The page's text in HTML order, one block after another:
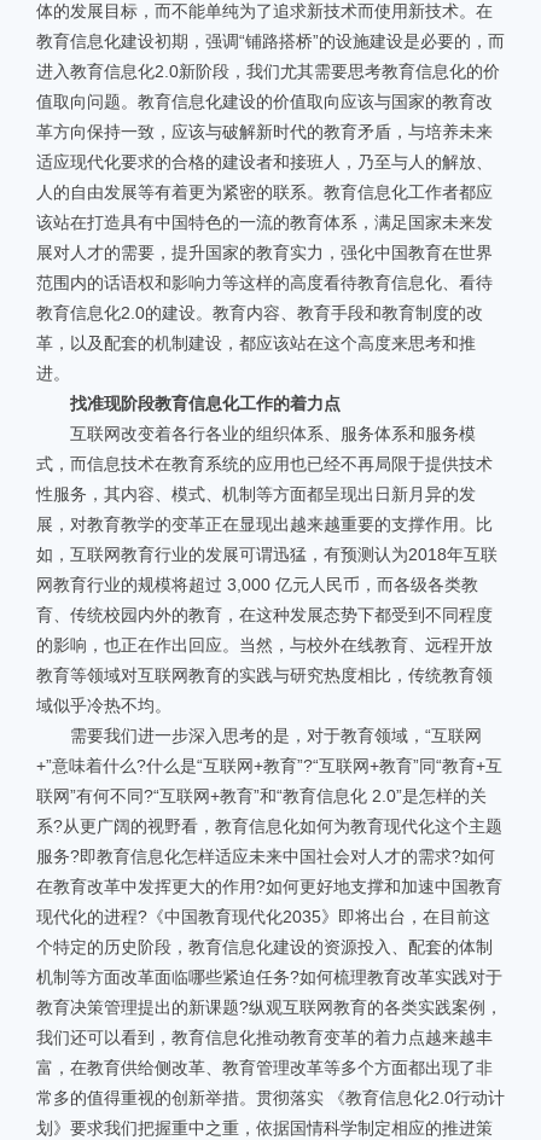
体的发展目标，而不能单纯为了追求新技术而使用新技术。在
教育信息化建设初期，强调“铺路搭桥”的设施建设是必要的，而
进入教育信息化2.0新阶段，我们尤其需要思考教育信息化的价
值取向问题。教育信息化建设的价值取向应该与国家的教育改
革方向保持一致，应该与破解新时代的教育矛盾，与培养未来
适应现代化要求的合格的建设者和接班人，乃至与人的解放、
人的自由发展等有着更为紧密的联系。教育信息化工作者都应
该站在打造具有中国特色的一流的教育体系，满足国家未来发
展对人才的需要，提升国家的教育实力，强化中国教育在世界
范围内的话语权和影响力等这样的高度看待教育信息化、看待
教育信息化2.0的建设。教育内容、教育手段和教育制度的改
革，以及配套的机制建设，都应该站在这个高度来思考和推
进。
找准现阶段教育信息化工作的着力点
互联网改变着各行各业的组织体系、服务体系和服务模
式，而信息技术在教育系统的应用也已经不再局限于提供技术
性服务，其内容、模式、机制等方面都呈现出日新月异的发
展，对教育教学的变革正在显现出越来越重要的支撑作用。比
如，互联网教育行业的发展可谓迅猛，有预测认为2018年互联
网教育行业的规模将超过 3,000 亿元人民币，而各级各类教
育、传统校园内外的教育，在这种发展态势下都受到不同程度
的影响，也正在作出回应。当然，与校外在线教育、远程开放
教育等领域对互联网教育的实践与研究热度相比，传统教育领
域似乎冷热不均。
需要我们进一步深入思考的是，对于教育领域，“互联网
+”意味着什么?什么是“互联网+教育”?“互联网+教育”同“教育+互
联网”有何不同?“互联网+教育”和“教育信息化 2.0”是怎样的关
系?从更广阔的视野看，教育信息化如何为教育现代化这个主题
服务?即教育信息化怎样适应未来中国社会对人才的需求?如何
在教育改革中发挥更大的作用?如何更好地支撑和加速中国教育
现代化的进程?《中国教育现代化2035》即将出台，在目前这
个特定的历史阶段，教育信息化建设的资源投入、配套的体制
机制等方面改革面临哪些紧迫任务?如何梳理教育改革实践对于
教育决策管理提出的新课题?纵观互联网教育的各类实践案例，
我们还可以看到，教育信息化推动教育变革的着力点越来越丰
富，在教育供给侧改革、教育管理改革等多个方面都出现了非
常多的值得重视的创新举措。贯彻落实 《教育信息化2.0行动计
划》要求我们把握重中之重，依据国情科学制定相应的推进策